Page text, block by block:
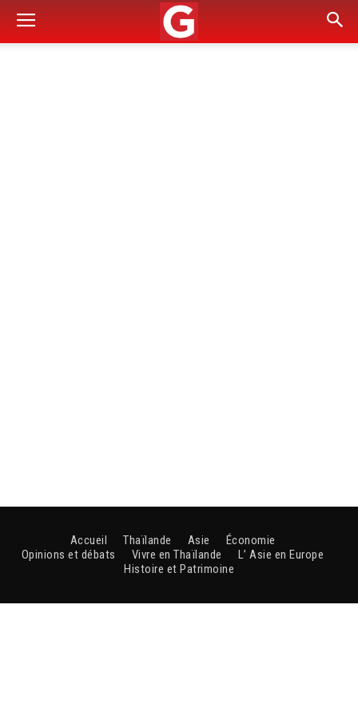
Accueil Thaïlande Asie
Économie
Opinions et débats
Vivre en Thaïlande
L’ Asie en Europe
Histoire et Patrimoine